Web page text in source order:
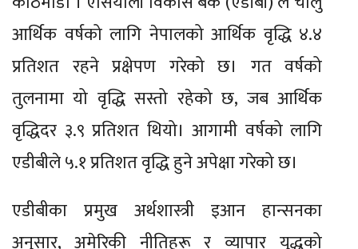
आर्थिक वर्षको लागि नेपालको आर्थिक वृद्धि ४.४
प्रतिशत रहने प्रक्षेपण गरेको छ। गत वर्षको
तुलनामा यो वृद्धि सस्तो रहेको छ, जब आर्थिक
वृद्धिदर ३.९ प्रतिशत थियो। आगामी वर्षको लागि
एडीबीले ५.१ प्रतिशत वृद्धि हुने अपेक्षा गरेको छ।
एडीबीका प्रमुख अर्थशास्त्री इआन हान्सनका
अनुसार, अमेरिकी नीतिहरू र व्यापार युद्धको